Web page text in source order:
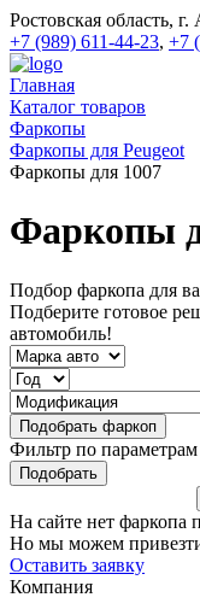
Ростовская область,
+7 (989) 611-44-23, +7
Главная
Каталог товаров
Фаркопы
Фаркопы для Peugeot
Фаркопы для 1007
Фаркопы
Подбор фаркопа для
Подберите готовое
автомобиль!
Фильтр по параметрам
На сайте нет фаркопа
Но мы можем привезти
Оставить заявку
Компания